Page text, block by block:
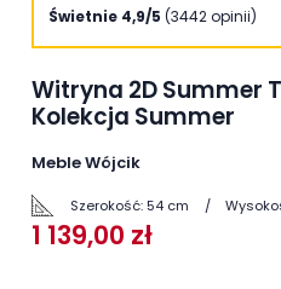
Świetnie 4,9/5 (3442 opinii)
Witryna 2D Summer
Kolekcja Summer
Meble Wójcik
Szerokość:54 cm
1 139,00 zł